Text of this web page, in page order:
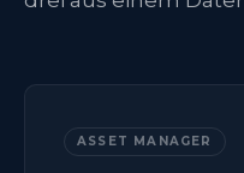
ASSET MANAGER